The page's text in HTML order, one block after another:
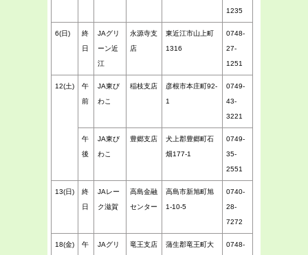
1235
6(日)
終
日
JAグリ
ーン近
江
永源寺支
店
東近江市山上町
1316
0748-
27-
1251
12(土)
午
前
JA東び
わこ
稲枝支店
彦根市本庄町92-
1
0749-
43-
3221
午
後
JA東び
わこ
豊郷支店
犬上郡豊郷町石
畑177-1
0749-
35-
2551
13(日)
終
日
JAレー
ク滋賀
高島金融
センター
高島市新旭町旭
1-10-5
0740-
28-
7272
18(金)
午
JAグリ
竜王支店
蒲生郡竜王町大
0748-